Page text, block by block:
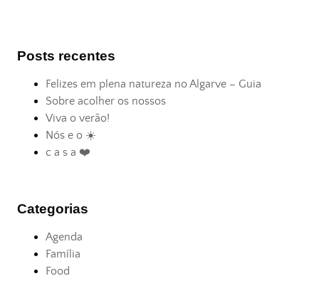
Posts recentes
Felizes em plena natureza no Algarve – Guia
Sobre acolher os nossos
Viva o verão!
Nós e o ☀️
c a s a ❤️
Categorias
Agenda
Família
Food